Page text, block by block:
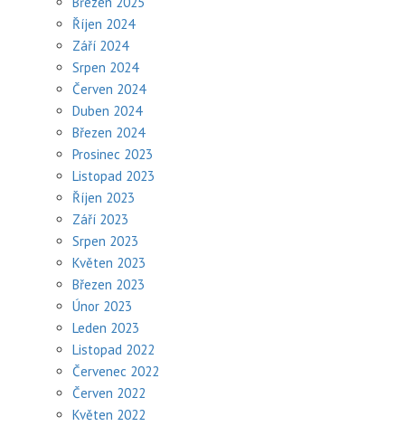
Říjen 2024
Září 2024
Srpen 2024
Červen 2024
Duben 2024
Březen 2024
Prosinec 2023
Listopad 2023
Říjen 2023
Září 2023
Srpen 2023
Květen 2023
Březen 2023
Únor 2023
Leden 2023
Listopad 2022
Červenec 2022
Červen 2022
Květen 2022